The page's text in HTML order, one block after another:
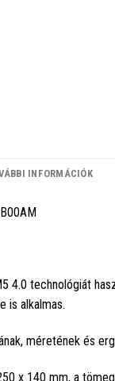
INFORMÁCIÓK
4.0 technológiát
is alkalmas.
méretének és
x 140 mm, a